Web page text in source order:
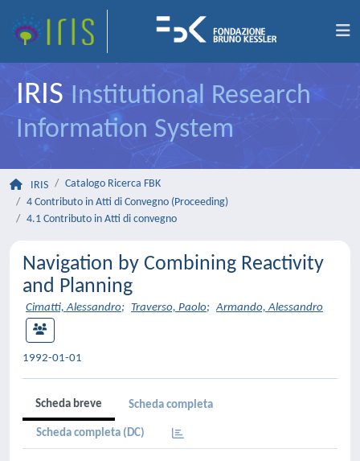
IRIS Institutional Research
Information System
IRIS
Catalogo Ricerca FBK
4 Contributo in Atti di Convegno (Proceeding)
4.1 Contributo in Atti di convegno
Navigation by Combining Reactivity
and Planning
Cimatti, Alessandro; Traverso, Paolo; Armando, Alessandro
1992-01-01
Scheda breve Scheda completa
Scheda completa (DC)